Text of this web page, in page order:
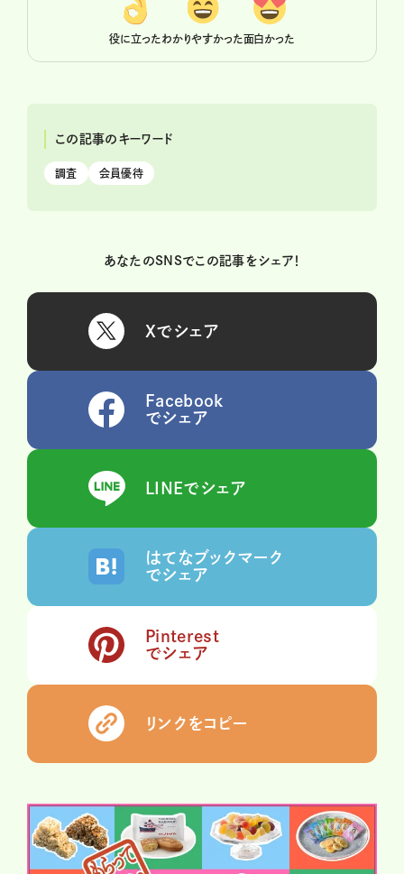
役に立ったわかりやすかった面白かった
この記事のキーワード
調査 会員優待
あなたのSNSでこの記事をシェア！
Xでシェア
Facebook
でシェア
LINEでシェア
はてなブックマーク
でシェア
Pinterest
でシェア
リンクをコピー